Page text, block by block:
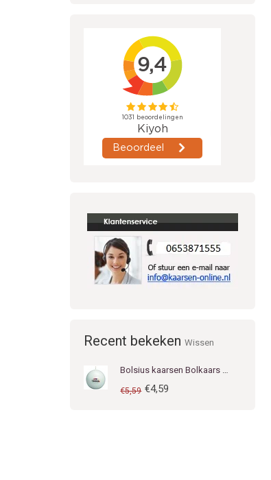
Recent bekeken Wissen
Bolsius kaarsen Bolkaars diameter 7 cm wit
€5,59 €4,59